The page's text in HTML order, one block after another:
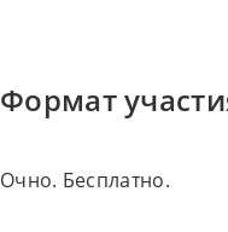
Формат
Очно. Бесплатно.